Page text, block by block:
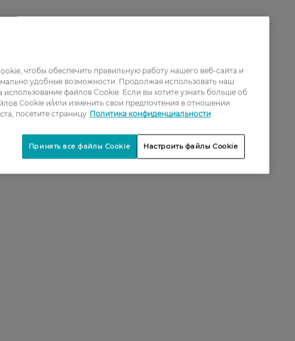
чтобы обеспечить правильную работу нашего веб-сайта и
удобные возможности. Продолжая использовать наш
использование файлов Cookie. Если вы хотите узнать больше об
Cookie и/или изменить свои предпочтения в отношении
посетите страницу Политика конфиденциальности
Настроить файлы Cookie
Принять все файлы Cookie